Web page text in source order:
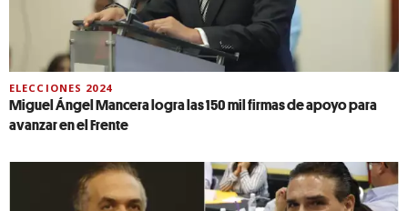
ELECCIONES 2024
Miguel Ángel Mancera logra las 150 mil firmas de apoyo para
avanzar en el Frente